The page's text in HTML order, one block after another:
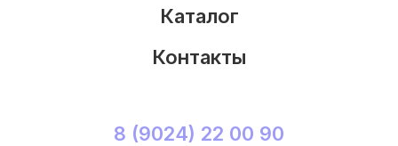
Каталог
Контакты
8 (9024) 22 00 90